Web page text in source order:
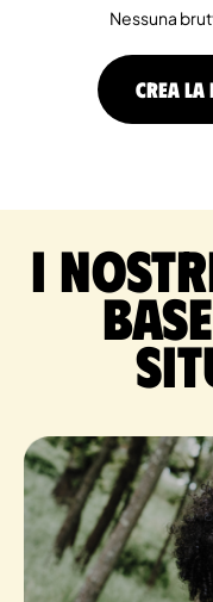
Nessuna
CREA LA
I